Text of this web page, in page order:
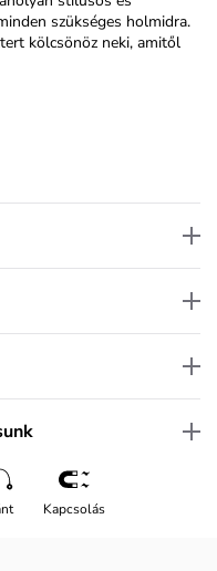
szükséges holmidra.
kölcsönöz neki, amitől
Kapcsolás